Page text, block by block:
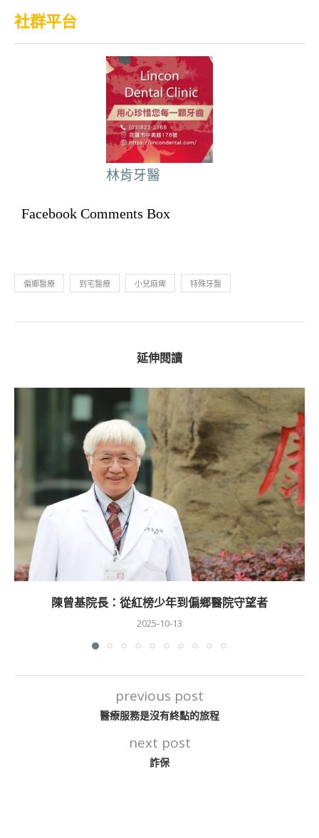
社群平台
林肯牙醫
Facebook Comments Box
偏鄉醫療 到宅醫療 小兒麻痺 特殊牙醫
延伸閱讀
陳曾基院長：從紅榜少年到偏鄉醫院守望者
2025-10-13
previous post
醫療服務是沒有終點的旅程
next post
詐保